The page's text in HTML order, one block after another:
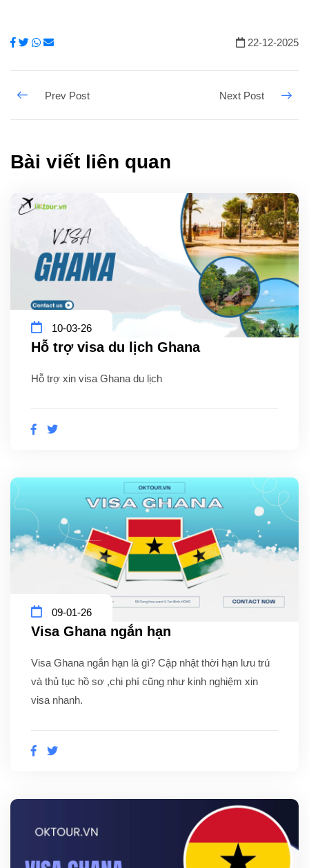
22-12-2025
Bài viết liên quan
10-03-26
Hỗ trợ visa du lịch Ghana
Hỗ trợ xin visa Ghana du lịch
09-01-26
Visa Ghana ngắn hạn
Visa Ghana ngắn hạn là gì? Cập nhật thời hạn lưu trú
và thủ tục hồ sơ ,chi phí cũng như kinh nghiệm xin
visa nhanh.